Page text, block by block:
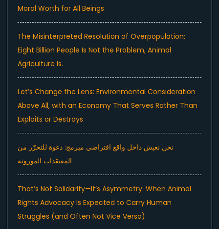
Moral Worth for All Beings
The Misinterpreted Resolution of Overpopulation:
Eight Billion People Is Not the Problem, Animal
Agriculture Is.
Let’s Change the Lens: Environmental Consideration
Above All, with an Economy That Serves Rather Than
Exploits or Destroys
نحن نعيش داخل واقع افتراضي مبرمج: دعوة للتحرّر من
المعتقدات الموروثة
That’s Not Solidarity—It’s Asymmetry: When Animal
Rights Advocacy Is Expected to Carry Human
Struggles (and Often Not Vice Versa)